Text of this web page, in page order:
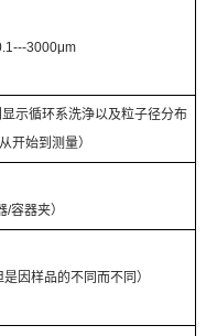
3000μm
示循环系洗浄以及粒子径分布
开始到测量）
/容器夹）
因样品的不同而不同）